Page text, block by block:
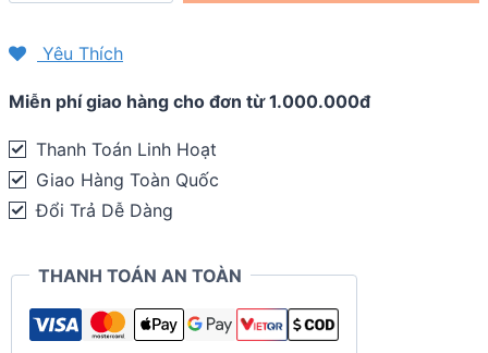
Compressport
Racing
Socks
V4.0
-
quantity
Yêu Thích
Miễn phí giao hàng cho đơn từ 1.000.000đ
Thanh Toán Linh Hoạt
Giao Hàng Toàn Quốc
Đổi Trả Dễ Dàng
THANH TOÁN AN TOÀN